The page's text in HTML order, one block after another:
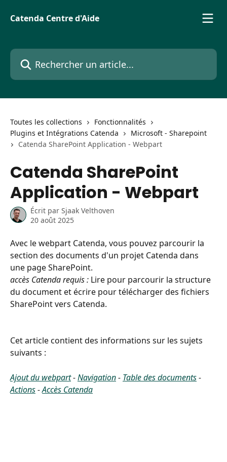
Catenda Centre d'Aide
Rechercher un article...
Toutes les collections
Fonctionnalités
Plugins et Intégrations Catenda
Microsoft - Sharepoint
Catenda SharePoint Application - Webpart
Catenda SharePoint
Application - Webpart
Écrit par Sjaak Velthoven
20 août 2025
Avec le webpart Catenda, vous pouvez parcourir la
section des documents d'un projet Catenda dans
une page SharePoint.
accès Catenda requis : Lire pour parcourir la structure
du document et écrire pour télécharger des fichiers
SharePoint vers Catenda.
Cet article contient des informations sur les sujets
suivants :
Ajout du webpart - Navigation - Table des documents -
Actions - Accès Catenda